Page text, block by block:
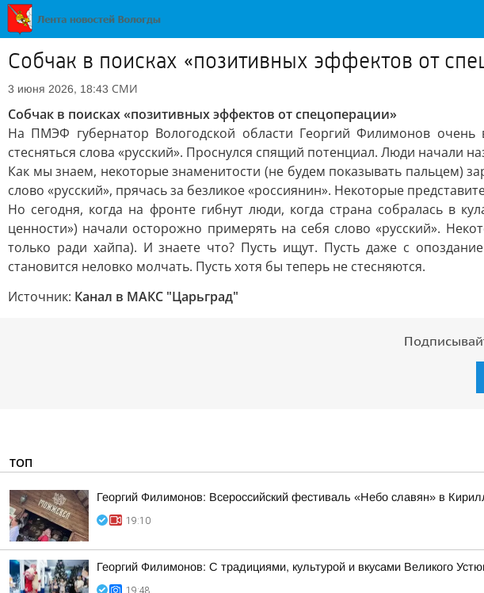
Собчак в поисках «позитивных эффектов от
3 июня 2026, 18:43 СМИ
Собчак в поисках «позитивных эффектов от спецоперации»
На ПМЭФ губернатор Вологодской области Георгий Филимонов
стесняться слова «русский». Проснулся спящий потенциал. Люди начали
Как мы знаем, некоторые знаменитости (не будем показывать пальцем)
слово «русский», прячась за безликое «россиянин». Некоторые
Но сегодня, когда на фронте гибнут люди, когда страна собралась в
ценности») начали осторожно примерять на себя слово «русский».
только ради хайпа). И знаете что? Пусть ищут. Пусть даже с
становится неловко молчать. Пусть хотя бы теперь не стесняются.
Источник: Канал в МАКС "Царьград"
ТОП
Георгий Филимонов: Всероссийский фестиваль «Небо славян» в
19:10
Георгий Филимонов: С традициями, культурой и вкусами Великого
19:48